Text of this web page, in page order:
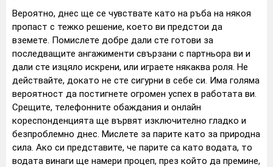
Вероятно, днес ще се чувствате като на ръба на някоя
пропаст с тежко решение, което ви предстои да
вземете. Помислете добре дали сте готови за
последващите ангажименти свързани с партньора ви и
дали сте изцяло искрени, или играете някаква роля. Не
действайте, докато не сте сигурни в себе си. Има голяма
вероятност да постигнете огромен успех в работата ви.
Срещите, телефонните обаждания и онлайн
кореспонденцията ще вървят изключително гладко и
безпроблемно днес. Мислете за парите като за природна
сила. Ако си представите, че парите са като водата, то
водата винаги ще намери процеп, през който да премине,